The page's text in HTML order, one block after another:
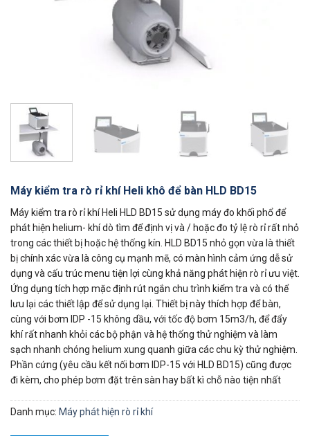
Máy kiểm tra rò rỉ khí Heli khô để bàn HLD BD15
Máy kiểm tra rò rỉ khí Heli HLD BD15 sử dụng máy đo khối phổ để
phát hiện helium- khí dò tìm để định vị và / hoặc đo tỷ lệ rò rỉ rất nhỏ
trong các thiết bị hoặc hệ thống kín. HLD BD15 nhỏ gọn vừa là thiết
bị chính xác vừa là công cụ mạnh mẽ, có màn hình cảm ứng dễ sử
dụng và cấu trúc menu tiện lợi cùng khả năng phát hiện rò rỉ ưu việt.
Ứng dụng tích hợp mặc định rút ngắn chu trình kiểm tra và có thể
lưu lại các thiết lập để sử dụng lại. Thiết bị này thích hợp để bàn,
cùng với bơm IDP -15 không dầu, với tốc độ bơm 15m3/h, để đẩy
khí rất nhanh khỏi các bộ phận và hệ thống thử nghiệm và làm
sạch nhanh chóng helium xung quanh giữa các chu kỳ thử nghiệm.
Phần cứng (yêu cầu kết nối bơm IDP-15 với HLD BD15) cũng được
đi kèm, cho phép bơm đặt trên sàn hay bất kì chỗ nào tiện nhất
Danh mục: Máy phát hiện rò rỉ khí